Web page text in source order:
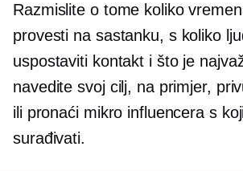
Razmislite o tome koliko
provesti na sastanku, s koliko
uspostaviti kontakt i što je
navedite svoj cilj, na primjer,
ili pronaći mikro influencera s
surađivati.